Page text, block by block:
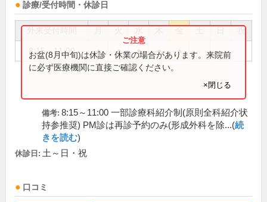
診療/受付時間・休診日
祝
8:15～11:00 ● ● ● ● ●
お盆(8月中旬)は休診・休業の場合があります。来院前
に必ず医療機関に直接ご確認ください。
×閉じる
備考: 8:15～11:00 一部診療科紹介制(原則全科紹介状
持参推奨) PM診は再診予約のみ(形成外科を除...(続
きを読む)
休診日: 土～日・祝
口コミ